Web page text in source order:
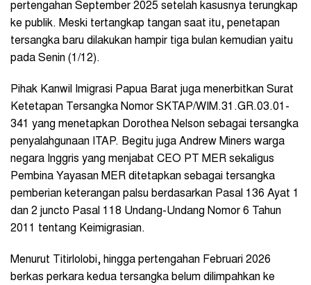
pertengahan September 2025 setelah kasusnya terungkap
ke publik. Meski tertangkap tangan saat itu, penetapan
tersangka baru dilakukan hampir tiga bulan kemudian yaitu
pada Senin (1/12).
Pihak Kanwil Imigrasi Papua Barat juga menerbitkan Surat
Ketetapan Tersangka Nomor SKTAP/WIM.31.GR.03.01-
341 yang menetapkan Dorothea Nelson sebagai tersangka
penyalahgunaan ITAP. Begitu juga Andrew Miners warga
negara Inggris yang menjabat CEO PT MER sekaligus
Pembina Yayasan MER ditetapkan sebagai tersangka
pemberian keterangan palsu berdasarkan Pasal 136 Ayat 1
dan 2 juncto Pasal 118 Undang-Undang Nomor 6 Tahun
2011 tentang Keimigrasian.
Menurut Titirlolobi, hingga pertengahan Februari 2026
berkas perkara kedua tersangka belum dilimpahkan ke